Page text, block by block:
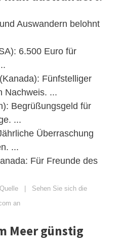
Auswandern belohnt
6.500 Euro für
Fünfstelliger
Nachweis. ...
Begrüßungsgeld für
...
Überraschung
...
Für Freunde des
| Sehen Sie sich die
an
Meer günstig